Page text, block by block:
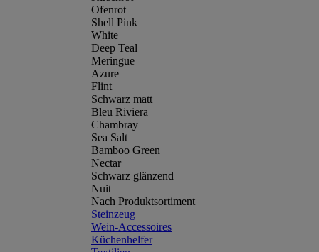
Ofenrot
Shell Pink
White
Deep Teal
Meringue
Azure
Flint
Schwarz matt
Bleu Riviera
Chambray
Sea Salt
Bamboo Green
Nectar
Schwarz glänzend
Nuit
Nach Produktsortiment
Steinzeug
Wein-Accessoires
Küchenhelfer